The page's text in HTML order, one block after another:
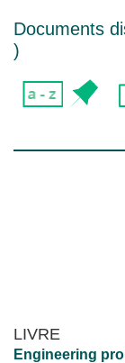
Documents
)
LIVRE
Engineering